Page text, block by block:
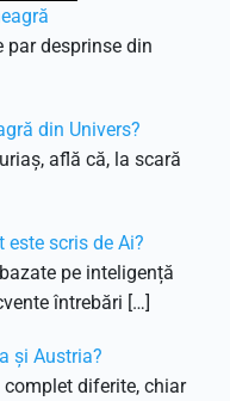
par desprinse din
din Univers?
află că, la scară
este scris de Ai?
pe inteligență
întrebări […]
și Austria?
diferite, chiar